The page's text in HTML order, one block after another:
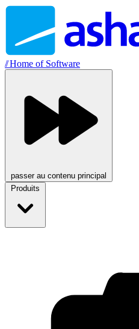
//Home of Software
passer au contenu principal
Produits